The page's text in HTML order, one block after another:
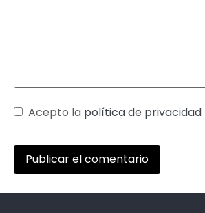
Acepto la política de privacidad